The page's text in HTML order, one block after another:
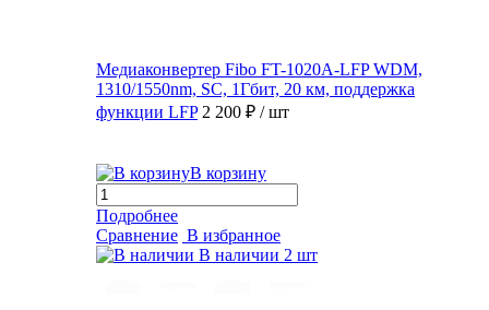
Медиаконвертер Fibo FT-1020A-LFP WDM,
1310/1550nm, SC, 1Гбит, 20 км, поддержка
функции LFP 2 200 ₽ / шт
В корзину
Подробнее
Сравнение В избранное
В наличии 2 шт